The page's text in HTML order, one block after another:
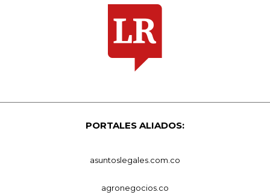
PORTALES ALIADOS:
asuntoslegales.com.co
agronegocios.co